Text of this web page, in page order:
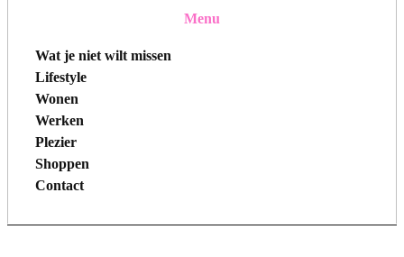
Menu
Wat je niet wilt missen
Lifestyle
Wonen
Werken
Plezier
Shoppen
Contact